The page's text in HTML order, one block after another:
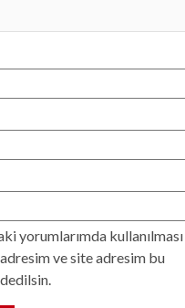
yorumlarımda
ve site adresim bu